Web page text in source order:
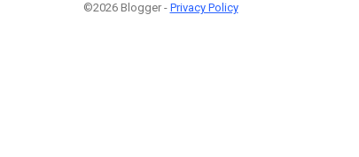
©2026 Blogger - Privacy Policy